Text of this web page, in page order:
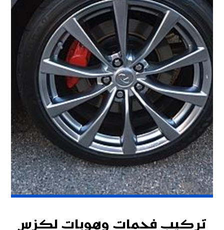
تركيب فحمات وهوبات لكزس